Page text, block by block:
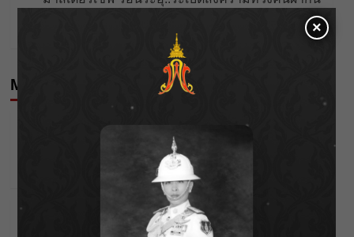
เปื้อน 12 ผู้เข้าแข่งขัน..ปะฉะดะดวลเดือด!! ใส่กันยับ
More Stories
จากลาโลกนี้ ให้ใส่บาตรสิ่งนั้นไว้ตอนยังมีชีวิต”
ราชเลขานุการในพระองค์ฯ ติดตามโครงการหุบกะพง–
×